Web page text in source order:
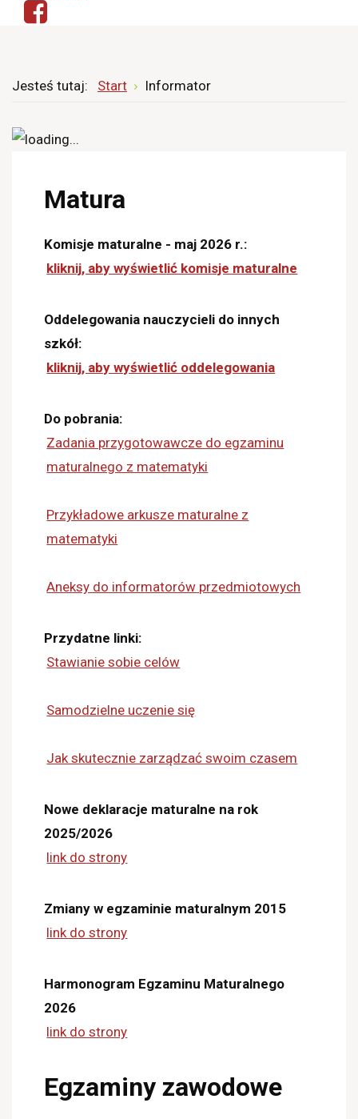
Jesteś tutaj: Start Informator
Matura
Komisje maturalne - maj 2026 r.:
kliknij, aby wyświetlić komisje maturalne
Oddelegowania nauczycieli do innych
szkół:
kliknij, aby wyświetlić oddelegowania
Do pobrania:
Zadania przygotowawcze do egzaminu
maturalnego z matematyki
Przykładowe arkusze maturalne z
matematyki
Aneksy do informatorów przedmiotowych
Przydatne linki:
Stawianie sobie celów
Samodzielne uczenie się
Jak skutecznie zarządzać swoim czasem
Nowe deklaracje maturalne na rok
2025/2026
link do strony
Zmiany w egzaminie maturalnym 2015
link do strony
Harmonogram Egzaminu Maturalnego
2026
link do strony
Egzaminy zawodowe